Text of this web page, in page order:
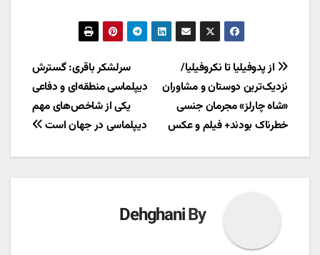
راهبری
نوشته
سرلشکر باقری: گسترش
دیپلماسی منطقه‌ای و دفاعی
یکی از شاخص‌های مهم
دیپلماسی در جهان است
از پدوفیلیا تا نکروفیلیا/
نزدیک‌ترین دوستان و مشاوران
«شاه چارلز» مجرمان جنسی
خطرناک بودند+ فیلم و عکس
By
Dehghani